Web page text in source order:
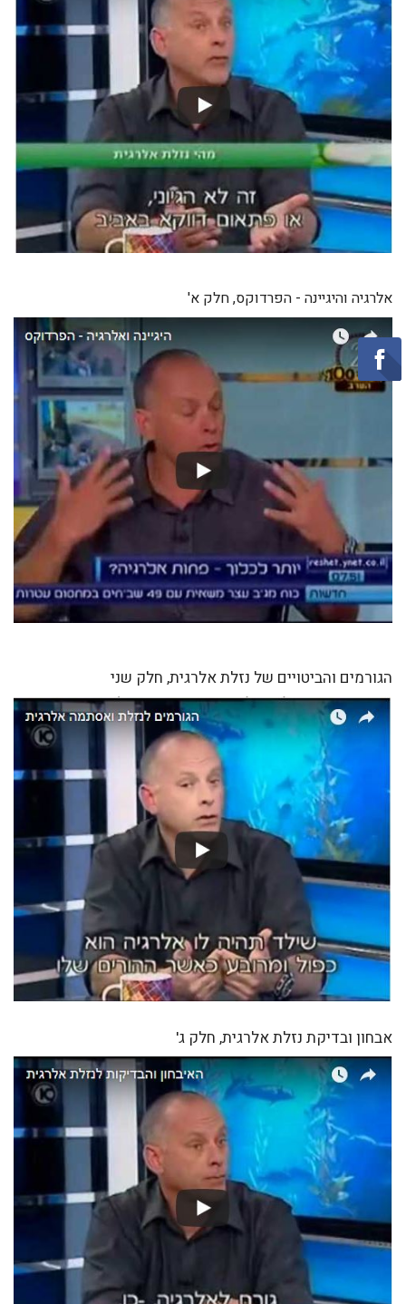
אלרגיה והיגיינה - הפרדוקס, חלק א'
הגורמים והביטויים של נזלת אלרגית, חלק שני
אבחון ובדיקת נזלת אלרגית, חלק ג'